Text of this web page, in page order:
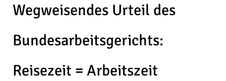
Wegweisendes Urteil des
Bundesarbeitsgerichts:
Reisezeit = Arbeitszeit